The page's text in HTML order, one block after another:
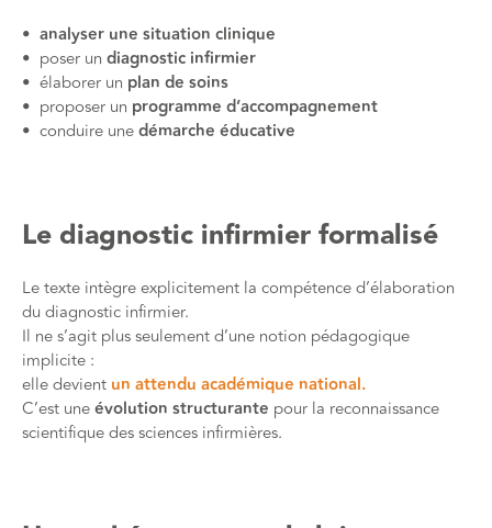
• analyser une situation clinique
• poser un diagnostic infirmier
• élaborer un plan de soins
• proposer un programme d’accompagnement
• conduire unedémarche éducative
Le diagnostic infirmier formalisé
Le texte intègre explicitement la compétence d’élaboration
du diagnostic infirmier.
Il ne s’agit plus seulement d’une notion pédagogique
implicite :
elle devient un attendu académique national.
C’est uneévolution structurante pour la reconnaissance
scientifique des sciences infirmières.